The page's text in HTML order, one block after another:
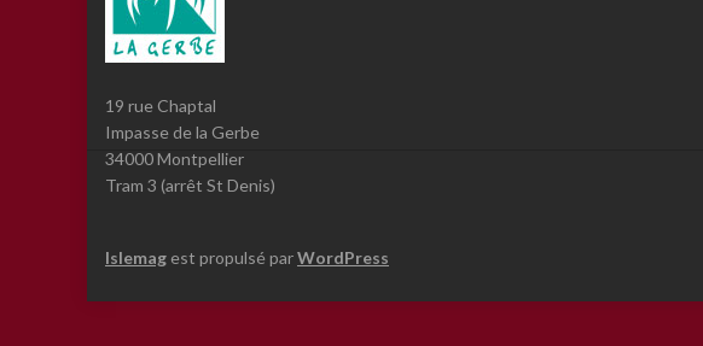
19 rue Chaptal
Impasse de la Gerbe
34000 Montpellier
Tram 3 (arrêt St Denis)
Islemag est propulsé parWordPress